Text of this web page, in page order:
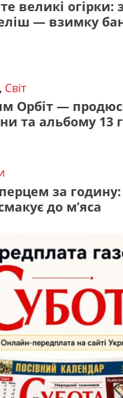
великі огірки:
— взимку
, Світ
Орбіт —
та альбому 13
за годину:
до м’яса